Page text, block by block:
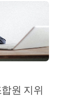
원 지위